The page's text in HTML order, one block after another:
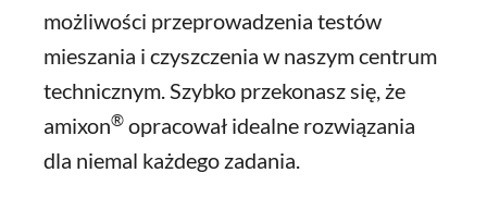
możliwości przeprowadzenia testów
mieszania i czyszczenia w naszym centrum
technicznym. Szybko przekonasz się, że
amixon® opracował idealne rozwiązania
dla niemal każdego zadania.